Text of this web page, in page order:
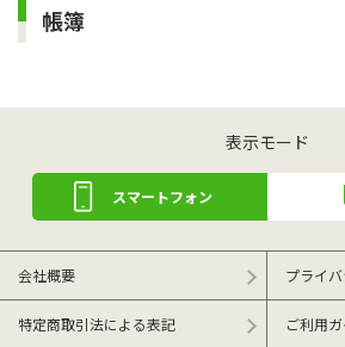
帳簿
表示モード
スマートフォン
会社概要 プライ
特定商取引法による表記 ご利用